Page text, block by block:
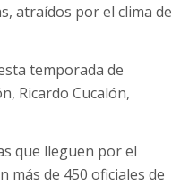
atraídos por el clima de
temporada de
Ricardo Cucalón,
que lleguen por el
de 450 oficiales de